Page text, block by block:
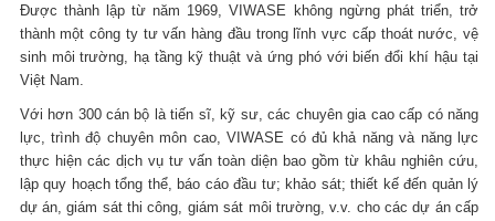
Được thành lập từ năm 1969, VIWASE không ngừng phát triển, trở
thành một công ty tư vấn hàng đầu trong lĩnh vực cấp thoát nước, vệ
sinh môi trường, hạ tầng kỹ thuật và ứng phó với biến đổi khí hậu tại
Việt Nam.
Với hơn 300 cán bộ là tiến sĩ, kỹ sư, các chuyên gia cao cấp có năng
lực, trình độ chuyên môn cao, VIWASE có đủ khả năng và năng lực
thực hiện các dịch vụ tư vấn toàn diện bao gồm từ khâu nghiên cứu,
lập quy hoạch tổng thể, báo cáo đầu tư; khảo sát; thiết kế đến quản lý
dự án, giám sát thi công, giám sát môi trường, v.v. cho các dự án cấp